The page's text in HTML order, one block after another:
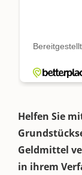
Helfen Sie
Geldmittel
in ihrem